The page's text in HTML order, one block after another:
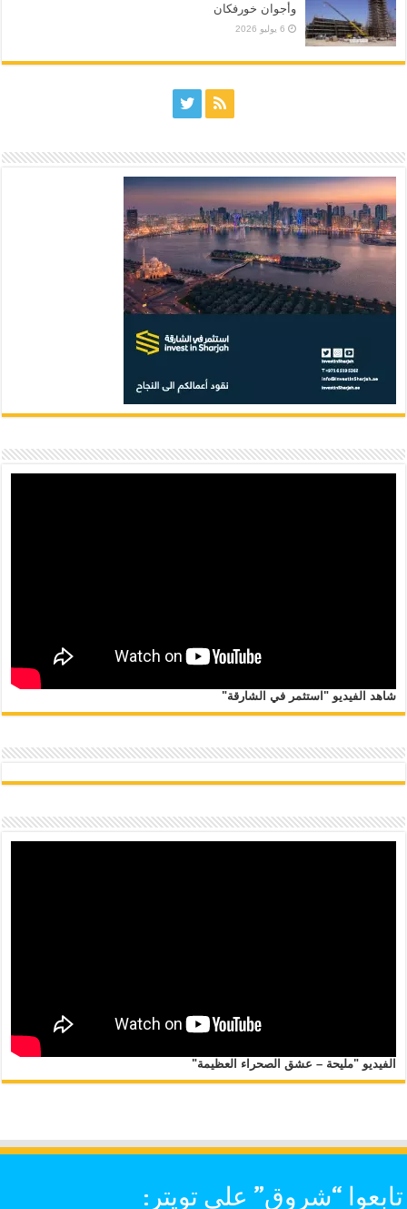
وأجوان خورفكان
6 يوليو 2026
شاهد الفيديو "استثمر في الشارقة"
الفيديو "مليحة – عشق الصحراء العظيمة"
تابعوا “شروق” على تويتر: